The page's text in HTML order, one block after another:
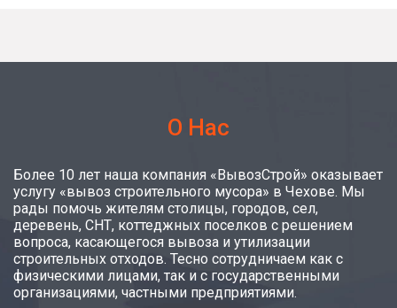
О Нас
Более 10 лет наша компания «ВывозСтрой» оказывает
услугу «вывоз строительного мусора» в Чехове. Мы
рады помочь жителям столицы, городов, сел,
деревень, СНТ, коттеджных поселков с решением
вопроса, касающегося вывоза и утилизации
строительных отходов. Тесно сотрудничаем как с
физическими лицами, так и с государственными
организациями, частными предприятиями.